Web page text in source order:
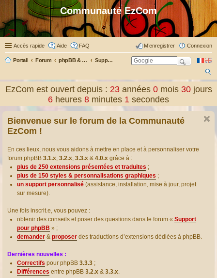
Communauté EzCom
Accès rapide Aide FAQ Connexion
M’enregistrer
Portail Forum phpBB & Co Support pour phpBB
ch
er
EzCom est ouvert depuis : 23 années0 mois30 jours
6 heures 8 minutes 1 secondes
Bienvenue sur le forum de la Communauté
EzCom !
En ces lieux, nous vous aidons à mettre en place et à personnaliser votre
forum phpBB 3.1.x, 3.2.x, 3.3.x & 4.0.x grâce à :
plus de 250 extensions présentées et traduites ;
plus de 150 styles & personnalisations graphiques ;
un support personnalisé (assistance, installation, mise à jour, projet
sur mesure).
Une fois inscrit.e, vous pouvez :
obtenir des conseils et poser des questions dans le forum « Support
pour phpBB » ;
demander & proposer des traductions d’extensions dédiées à phpBB.
Dernières nouvelles :
Correctifs pour phpBB 3.3.3 ;
Différences entre phpBB 3.2.x & 3.3.x.